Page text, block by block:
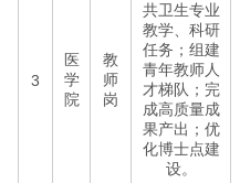
3
医
学
院
教
师
岗
共卫生专业
教学、科研
任务；组建
青年教师人
才梯队；完
成高质量成
果产出；优
化博士点建
设。